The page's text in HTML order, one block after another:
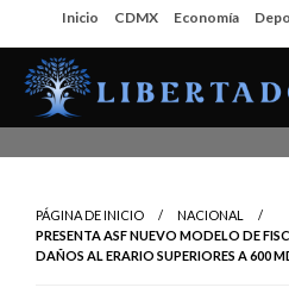
al
contenido
Inicio CDMX Economía
PÁGINA DE INICIO
NACIONAL
PRESENTA ASF NUEVO MODELO DE
DAÑOS AL ERARIO SUPERIORES A 600